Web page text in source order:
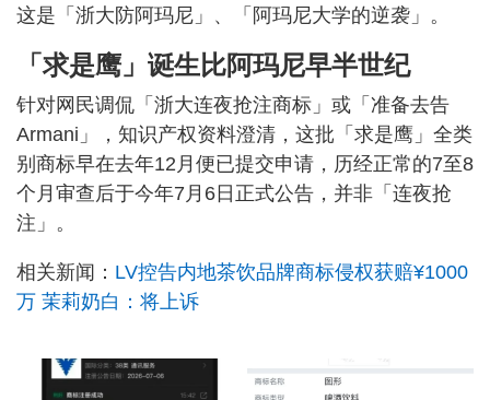
这是「浙大防阿玛尼」、「阿玛尼大学的逆袭」。
「求是鹰」诞生比阿玛尼早半世纪
针对网民调侃「浙大连夜抢注商标」或「准备去告
Armani」，知识产权资料澄清，这批「求是鹰」全类
别商标早在去年12月便已提交申请，历经正常的7至8
个月审查后于今年7月6日正式公告，并非「连夜抢
注」。
相关新闻： LV控告内地茶饮品牌商标侵权获赔¥1000
万 茉莉奶白：将上诉